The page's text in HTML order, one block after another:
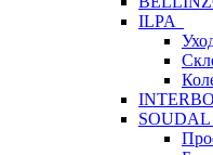
ILPA
SOUDAL